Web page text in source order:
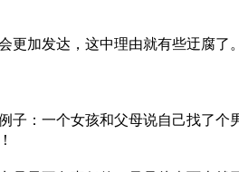
加发达，这中理由就有些迂腐了。
：一个女孩和父母说自己找了个